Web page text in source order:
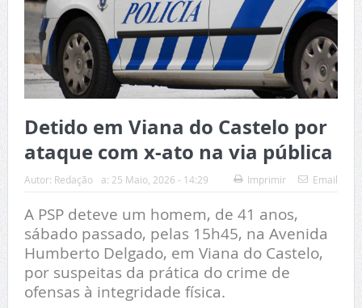
Detido em Viana do Castelo por
ataque com x-ato na via pública
Autor: Redação a: 25 Maio, 2026 - 14:29 Imprimir Email
A PSP deteve um homem, de 41 anos,
sábado passado, pelas 15h45, na Avenida
Humberto Delgado, em Viana do Castelo,
por suspeitas da prática do crime de
ofensas à integridade física.